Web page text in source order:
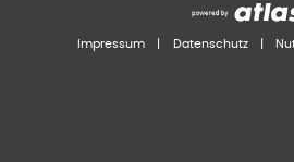
Impressum Datenschutz